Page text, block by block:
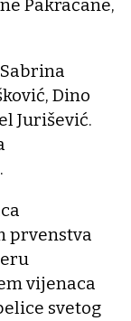
Pakračane,
Dino
Jurišević.
prvenstva
vijenaca
svetog